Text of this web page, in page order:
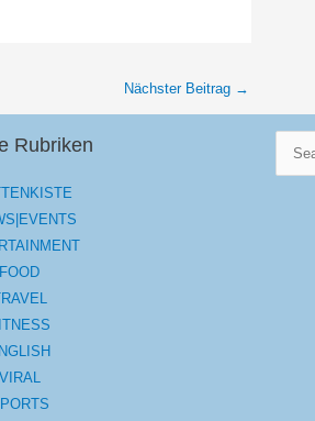
Nächster Beitrag →
Rubriken
FOOD
VIRAL